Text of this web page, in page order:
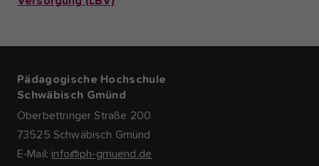
Pädagogische Hochschule
Schwäbisch Gmünd
Oberbettringer Straße 200
73525 Schwäbisch Gmünd
E-Mail: info@ph-gmuend.de